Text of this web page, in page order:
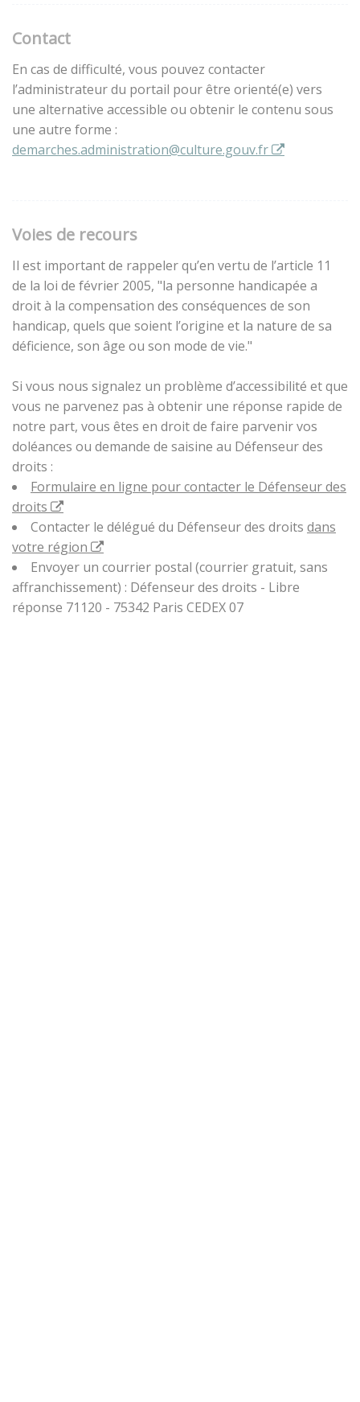
Contact
En cas de difficulté, vous pouvez contacter
l’administrateur du portail pour être orienté(e) vers
une alternative accessible ou obtenir le contenu sous
une autre forme :
demarches.administration@culture.gouv.fr
Voies de recours
Il est important de rappeler qu’en vertu de l’article 11
de la loi de février 2005, "la personne handicapée a
droit à la compensation des conséquences de son
handicap, quels que soient l’origine et la nature de sa
déficience, son âge ou son mode de vie."
Si vous nous signalez un problème d’accessibilité et que
vous ne parvenez pas à obtenir une réponse rapide de
notre part, vous êtes en droit de faire parvenir vos
doléances ou demande de saisine au Défenseur des
droits :
Formulaire en ligne pour contacter le Défenseur des
droits
Contacter le délégué du Défenseur des droits dans
votre région
Envoyer un courrier postal (courrier gratuit, sans
affranchissement) : Défenseur des droits - Libre
réponse 71120 - 75342 Paris CEDEX 07